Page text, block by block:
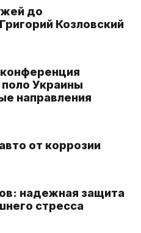
до
Козловский
Украины
направления
от коррозии
надежная защита
стресса